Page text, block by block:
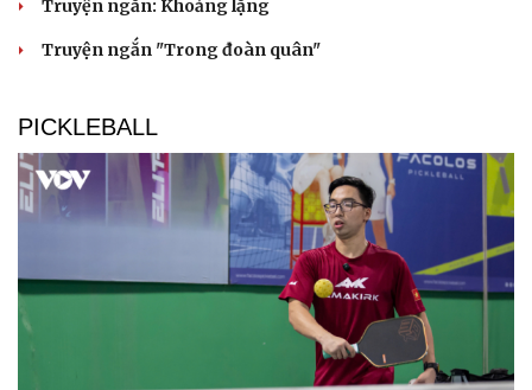
Truyện ngắn: Khoảng lặng
Truyện ngắn "Trong đoàn quân"
PICKLEBALL